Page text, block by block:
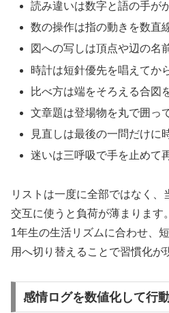
読み違いは数字と語の手が
数の操作は指の動きを数直
図への写しは頂点や辺の名
時計は短針優先を唱えてか
比べ方は端をそろえる合図
文章題は登場物を丸で囲っ
見直しは最後の一問だけに
迷いは三呼吸で手を止めて
リストは一度に全部ではなく、
交互に使うと負荷が薄まります
1年生の生活リズムに合わせ、
用へ切り替えることで習慣化が
感情ログを数値化して行